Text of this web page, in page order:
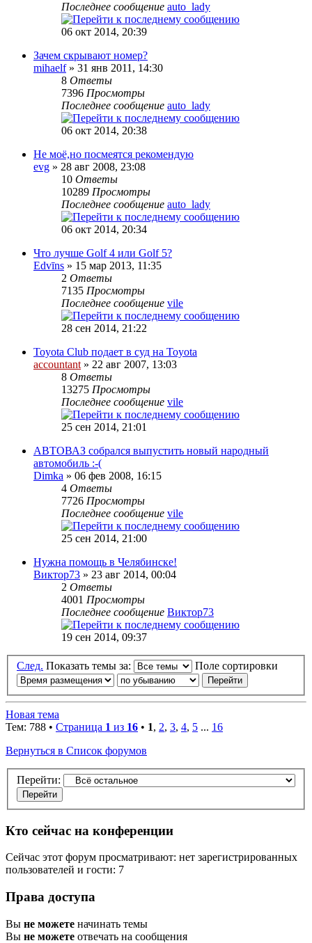
Последнее сообщение auto_lady
06 окт 2014, 20:39
Зачем скрывают номер?
mihaelf» 31 янв 2011, 14:30
8 Ответы
7396 Просмотры
Последнее сообщение auto_lady
06 окт 2014, 20:38
Не моё,но посмеятся рекомендую
evg » 28 авг 2008, 23:08
10 Ответы
10289 Просмотры
Последнее сообщение auto_lady
06 окт 2014, 20:34
Что лучше Golf 4 или Golf 5?
Edvīns » 15 мар 2013, 11:35
2 Ответы
7135 Просмотры
Последнее сообщение vile
28 сен 2014, 21:22
Toyota Club подает в суд на Toyota
accountant » 22 авг 2007, 13:03
8 Ответы
13275 Просмотры
Последнее сообщение vile
25 сен 2014, 21:01
АВТОВАЗ собрался выпустить новый народный
автомобиль :-(
Dimka » 06 фев 2008, 16:15
4 Ответы
7726 Просмотры
Последнее сообщение vile
25 сен 2014, 21:00
Нужна помощь в Челябинске!
Виктор73 » 23 авг 2014, 00:04
2 Ответы
4001 Просмотры
Последнее сообщение Виктор73
19 сен 2014, 09:37
След. Показать темы за: Поле сортировки
Новая тема
Тем: 788 • Страница 1 из 16 • 1, 2, 3, 4, 5 ... 16
Вернуться в Список форумов
Перейти:
Кто сейчас на конференции
Сейчас этот форум просматривают: нет зарегистрированных
пользователей и гости: 7
Права доступа
Вы не можете начинать темы
Вы не можете отвечать на сообщения